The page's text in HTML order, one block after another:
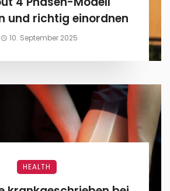
und richtig einordnen
10. September 2025
HEALTH